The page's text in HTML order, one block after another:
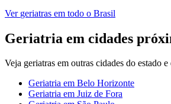
Ver geriatras em todo o Brasil
Geriatria em cidades
Veja geriatras em outras cidades do estado
Geriatria em Belo Horizonte
Geriatria em Juiz de Fora